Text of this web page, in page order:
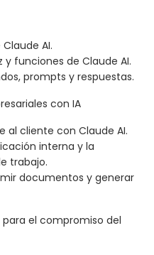
AI.
funciones de Claude AI.
prompts y respuestas.
con IA
al cliente con Claude AI.
interna y la
trabajo.
documentos y generar
el compromiso del